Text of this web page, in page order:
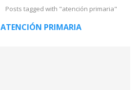
Posts tagged with "atención primaria"
ATENCIÓN PRIMARIA